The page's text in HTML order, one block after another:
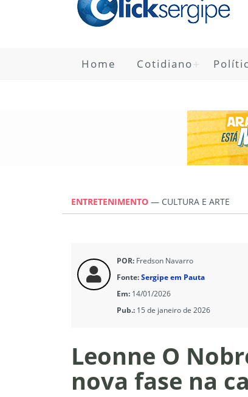
Home Cotidiano
ENTRETENIMENTO — CULTURA E ARTE
POR: Fredson Navarro
Fonte:Sergipe em Pauta
Em: 14/01/2026
Pub.: 15 de janeiro de 2026
Leonne O
nova fase na